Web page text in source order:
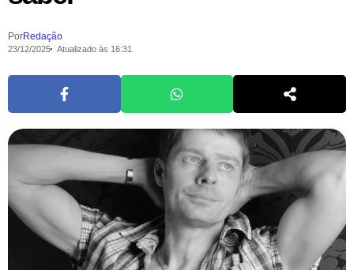
PorRedação
23/12/2025 Atualizado às 16:31